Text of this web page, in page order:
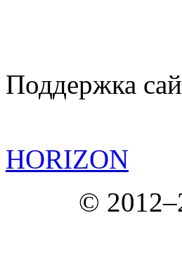
Поддержка
HORIZON
©